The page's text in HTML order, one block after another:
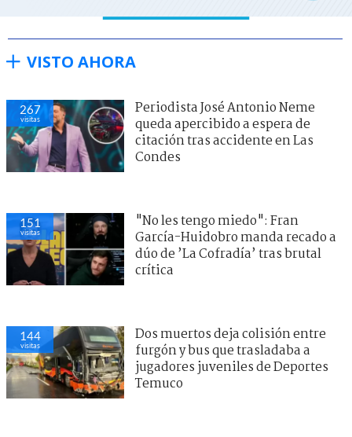
VISTO AHORA
267
visitas
Periodista José Antonio Neme
queda apercibido a espera de
citación tras accidente en Las
Condes
151
visitas
"No les tengo miedo": Fran
García-Huidobro manda recado a
dúo de ’La Cofradía’ tras brutal
crítica
144
visitas
Dos muertos deja colisión entre
furgón y bus que trasladaba a
jugadores juveniles de Deportes
Temuco